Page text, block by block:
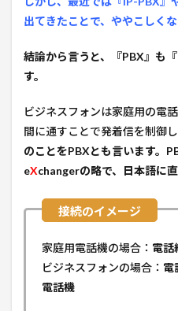
出てきたことで、ややこしくな
結論から言うと、『PBX』も
す。
ビジネスフォンは家庭用の電
間に通すことで発着信を制御
のことをPBXとも言います。
eXchangerの略で、日本語に
家庭用電話機の場合： 電話
ビジネスフォンの場合： 電
電話機